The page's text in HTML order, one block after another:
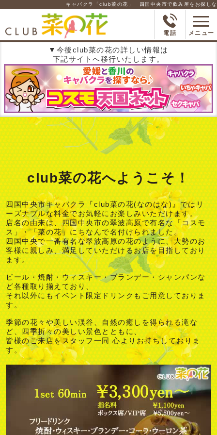
キャバクラ「club菜の花」 四国中央市で飲み屋をお探しなら
電話 メニュー
▼今後club菜の花の詳しい情報は
下記サイトへ移行いたします。
club菜の花へようこそ！
四国中央市キャバクラ『club菜の花(なのはな)』ではリ
ーズナブルな料金でお気軽にお楽しみいただけます。
店名の由来は、四国中央市の翠波高原で有名な「コスモ
ス」・「菜の花」にちなんで名付けられました。
四国中央で一番有名な翠波高原の花のように、大勢のお
客様に親しみ、満足していただけるお店を目指しており
ます。
ビール・焼酎・ウィスキー・ブランデー・シャンパンな
ど各種取り揃えており、
それ以外にもイベント限定ドリンクもご用意しておりま
す。
季節の花々や美しい渓谷、自然の癒しを得られる滝な
ど、四季折々の美しい景色とともに、
皆様のご来店をスタッフ一同 心よりお持ちしておりま
す。